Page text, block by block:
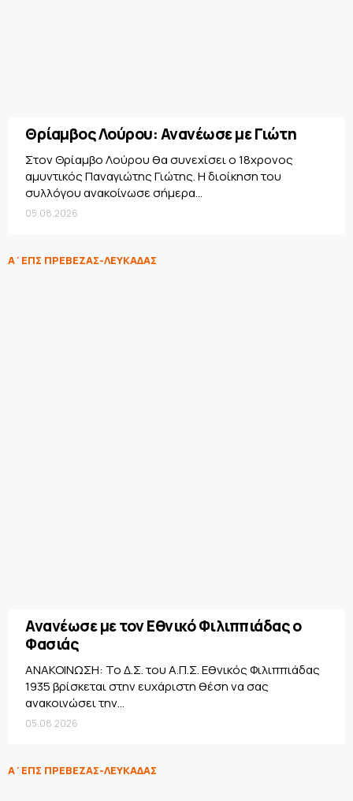
Θρίαμβος Λούρου: Ανανέωσε με Γιώτη
Στον Θρίαμβο Λούρου θα συνεχίσει ο 18χρονος
αμυντικός Παναγιώτης Γιώτης. Η διοίκηση του
συλλόγου ανακοίνωσε σήμερα...
05.08.2026
Α΄ΕΠΣ ΠΡΕΒΕΖΑΣ-ΛΕΥΚΑΔΑΣ
Ανανέωσε με τον Εθνικό Φιλιππιάδας ο
Φασιάς
ΑΝΑΚΟΙΝΩΣΗ: Το Δ.Σ. του Α.Π.Σ. Εθνικός Φιλιππιάδας
1935 βρίσκεται στην ευχάριστη θέση να σας
ανακοινώσει την...
05.08.2026
Α΄ΕΠΣ ΠΡΕΒΕΖΑΣ-ΛΕΥΚΑΔΑΣ